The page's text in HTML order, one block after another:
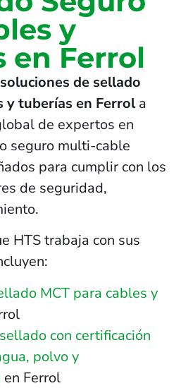
y
en Ferrol
soluciones de sellado
y tuberías en Ferrola
de expertos en
seguro multi-cable
para cumplir con los
de seguridad,
HTS trabaja con sus
MCT para cables y
con certificación
polvo y
en Ferrol